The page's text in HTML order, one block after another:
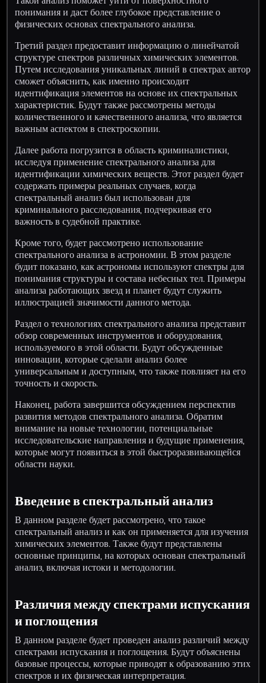
понимания и даст более глубокое представление о
физических основах спектрального анализа.
Третий раздел предоставит информацию о линейчатой
структуре спектров различных химических элементов.
Путем исследования уникальных линий в спектрах автор
сможет объяснить, как именно происходит
идентификация элементов на основе их спектральных
характеристик. Будут также рассмотрены методы
количественного и качественного анализа, что является
важным аспектом в спектроскопии.
Далее работа погрузится в область криминалистики,
исследуя применение спектрального анализа для
идентификации химических веществ. Этот раздел будет
содержать примеры реальных случаев, когда
спектральный анализ был использован для
криминального расследования, подчеркивая его
важность в судебной практике.
Кроме того, будет рассмотрено использование
спектрального анализа в астрономии. В этом разделе
будит показано, как астрономы используют спектры для
понимания структуры и состава небесных тел. Примеры
анализа работающих звезд и планет будут служить
иллюстрацией значимости данного метода.
Раздел о технологиях спектрального анализа представит
обзор современных инструментов и оборудования,
используемого в этой области. Будут обсужденные
инновации, которые сделали анализ более
универсальным и доступным, что также повлияет на его
точность и скорость.
Наконец, работа завершится обсуждением перспектив
развития методов спектрального анализа. Обратим
внимание на новые технологии, потенциальные
исследовательские направления и будущие применения,
которые могут появиться в этой быстроразвивающейся
области науки.
Введение в спектральный анализ
В данном разделе будет рассмотрено, что такое
спектральный анализ и как он применяется для изучения
химических элементов. Также будут представлены
основные принципы, на которых основан спектральный
анализ, включая истоки и методологии.
Различия между спектрами испускания
и поглощения
В данном разделе будет проведен анализ различий между
спектрами испускания и поглощения. Будут объяснены
базовые процессы, которые приводят к образованию этих
спектров и их физическая интерпретация.